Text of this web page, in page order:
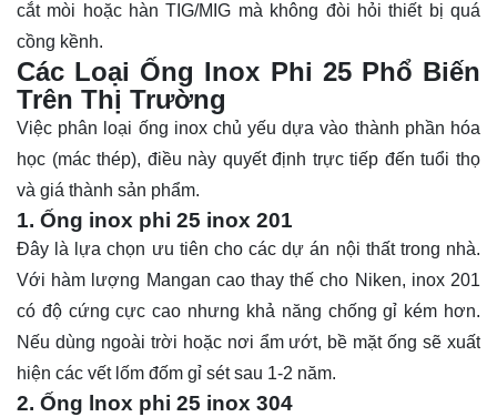
cắt mòi hoặc hàn TIG/MIG mà không đòi hỏi thiết bị quá
cồng kềnh.
Các Loại Ống Inox Phi 25 Phổ Biến
Trên Thị Trường
Việc phân loại ống inox chủ yếu dựa vào thành phần hóa
học (mác thép), điều này quyết định trực tiếp đến tuổi thọ
và giá thành sản phẩm.
1. Ống inox phi 25 inox 201
Đây là lựa chọn ưu tiên cho các dự án nội thất trong nhà.
Với hàm lượng Mangan cao thay thế cho Niken, inox 201
có độ cứng cực cao nhưng khả năng chống gỉ kém hơn.
Nếu dùng ngoài trời hoặc nơi ẩm ướt, bề mặt ống sẽ xuất
hiện các vết lốm đốm gỉ sét sau 1-2 năm.
2. Ống lnox phi 25 inox 304